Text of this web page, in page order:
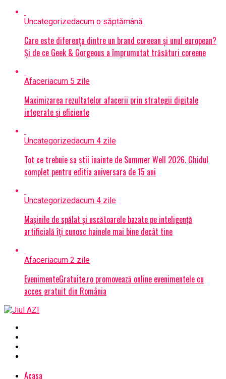
Uncategorizedacum o săptămână
Care este diferența dintre un brand coreean și unul european?
Și de ce Geek & Gorgeous a împrumutat trăsături coreene
Afaceriacum 5 zile
Maximizarea rezultatelor afacerii prin strategii digitale
integrate și eficiente
Uncategorizedacum 4 zile
Tot ce trebuie sa stii inainte de Summer Well 2026. Ghidul
complet pentru editia aniversara de 15 ani
Uncategorizedacum 4 zile
Mașinile de spălat și uscătoarele bazate pe inteligență
artificială îți cunosc hainele mai bine decât tine
Afaceriacum 2 zile
EvenimenteGratuite.ro promovează online evenimentele cu
acces gratuit din România
Acasa